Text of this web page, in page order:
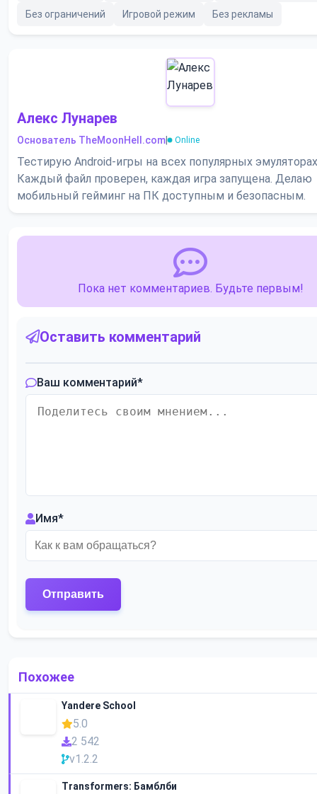
Без ограничений Игровой режим Без рекламы
Алекс Лунарев
Основатель TheMoonHell.com| Online
Тестирую Android-игры на всех популярных
Каждый файл проверен, каждая игра запущена. Делаю
мобильный гейминг на ПК доступным и безопасным.
Пока нет комментариев. Будьте первым!
Оставить комментарий
Ваш комментарий*
Имя*
Похожее
Yandere School
5.0
2 542
v1.2.2
Transformers: Бамблби